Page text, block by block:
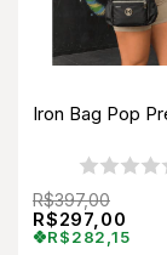
Iron Bag Pop
R$397,00
R$297,00
R$282,15